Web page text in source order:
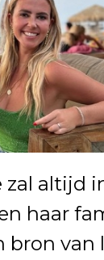
zal altijd
haar
bron van